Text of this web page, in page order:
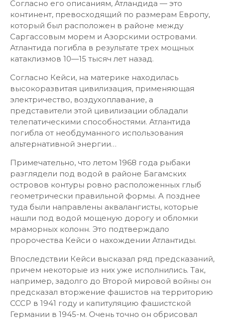
Согласно его описаниям, Атландида — это
континент, превосходящий по размерам Европу,
который был расположен в районе между
Саргассовым морем и Азорскими островами.
Атлантида погибла в результате трех мощных
катаклизмов 10—15 тысяч лет назад.
Согласно Кейси, на материке находилась
высокоразвитая цивилизация, применяющая
электричество, воздухоплавание, а
представители этой цивилизации обладали
телепатическими способностями. Атлантида
погибла от необдуманного использования
альтернативной энергии…
Примечательно, что летом 1968 года рыбаки
разглядели под водой в районе Багамских
островов контуры ровно расположенных глыб
геометрически правильной формы. А позднее
туда были направлены аквалангисты, которые
нашли под водой мощеную дорогу и обломки
мраморных колонн. Это подтверждало
пророчества Кейси о нахождении Атлантиды.
Впоследствии Кейси высказал ряд предсказаний,
причем некоторые из них уже исполнились. Так,
например, задолго до Второй мировой войны он
предсказал вторжение фашистов на территорию
СССР в 1941 году и капитуляцию фашистской
Германии в 1945-м. Очень точно он обрисовал